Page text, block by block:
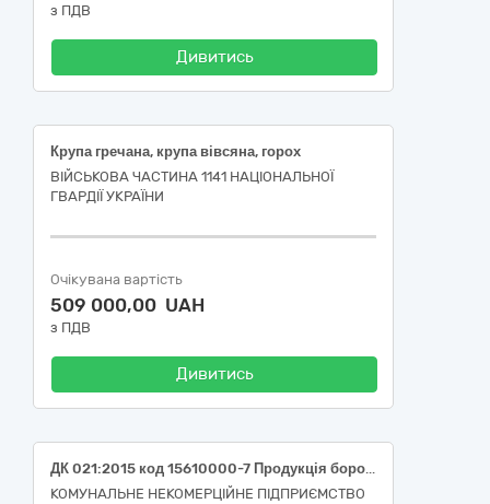
з ПДВ
Дивитись
Крупа гречана, крупа вівсяна, горох
ВІЙСЬКОВА ЧАСТИНА 1141 НАЦІОНАЛЬНОЇ
ГВАРДІЇ УКРАЇНИ
Очікувана вартість
509 000,00 UAH
з ПДВ
Дивитись
ДК 021:2015 код 15610000-7 Продукція борошномельно-круп'яної промисловості (Борошно пшеничне, сорт вищий, ГСТУ 46.004; Крупа вівсяна, плющена, ґатунок вищий, ДСТУ 7698; Крупа кукурудзяна, шліфована, №3; Крупа гречана ядриця, ґатунок перший, ДСТУ 7697; Крупа ячмінна перлова №2, ДСТУ 7700; Крупа пшенична Полтавська з твердих сортів пшениці, помел №3 (середній), ДСТУ 7699; Крупа ячна №2; Крупа пшоняна шліфована, сорт вищий; Рис круглозернистий шліфований, сорт перший)
КОМУНАЛЬНЕ НЕКОМЕРЦІЙНЕ ПІДПРИЄМСТВО